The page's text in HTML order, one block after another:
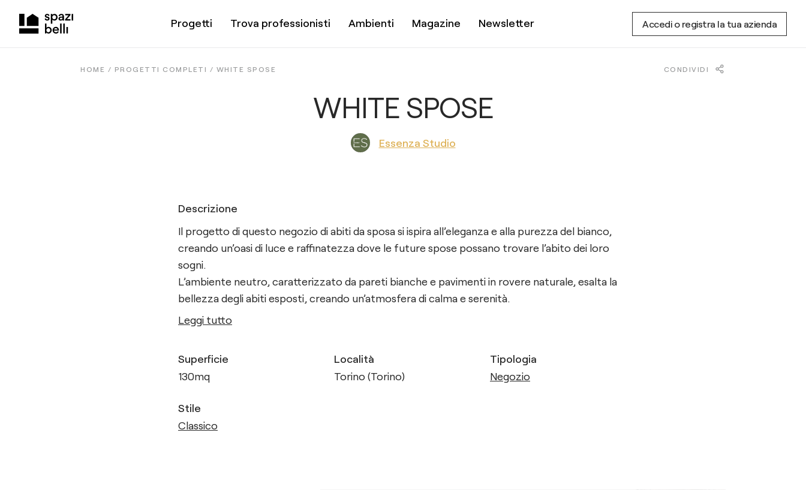
Progetti Trova professionisti Ambienti Magazine Newsletter Accedi o registra la tua azienda
HOME / PROGETTI COMPLETI / WHITE SPOSE CONDIVIDI
WHITE SPOSE
Essenza Studio
Descrizione
Il progetto di questo negozio di abiti da sposa si ispira all’eleganza e alla purezza del bianco,
creando un’oasi di luce e raffinatezza dove le future spose possano trovare l’abito dei loro
sogni.
L’ambiente neutro, caratterizzato da pareti bianche e pavimenti in rovere naturale, esalta la
bellezza degli abiti esposti, creando un’atmosfera di calma e serenità.
Leggi tutto
Superficie
130mq
Località
Torino (Torino)
Tipologia
Negozio
Stile
Classico